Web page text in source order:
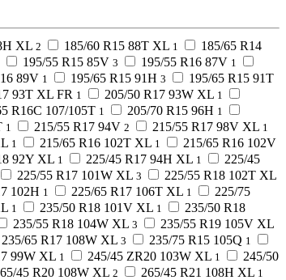
XL 2 185/60 R15 88T XL 1
185/65 R14
195/55 R15 85V 3 195/55 R16 87V 1
89V 1 195/65 R15 91H 3 195/65 R15 91T
93T XL FR 1 205/50 R17 93W XL 1
R16C 107/105T 1 205/70 R15 96H 1
1 215/55 R17 94V 2 215/55 R17 98V XL 1
1 215/65 R16 102T XL 1
215/65 R16 102V
92Y XL 1 225/45 R17 94H XL 1
225/45
225/55 R17 101W XL 3 225/55 R18 102T XL
102H 1 225/65 R17 106T XL 1
225/75
1 235/50 R18 101V XL 1
235/50 R18
235/55 R18 104W XL 3 235/55 R19 105V XL
235/65 R17 108W XL 3 235/75 R15 105Q 1
99W XL 1 245/45 ZR20 103W XL 1
245/50
45 R20 108W XL 2 265/45 R21 108H XL 1